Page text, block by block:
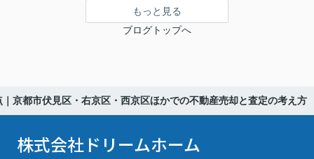
もっと見る
ブログトップへ
京都市伏見区・右京区・西京区ほかでの不動産売却と査定の考え方
株式会社ドリームホーム